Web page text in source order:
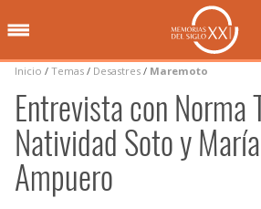
Inicio / Temas / Desastres / Maremoto
Entrevista con Norma
Natividad Soto y
Ampuero